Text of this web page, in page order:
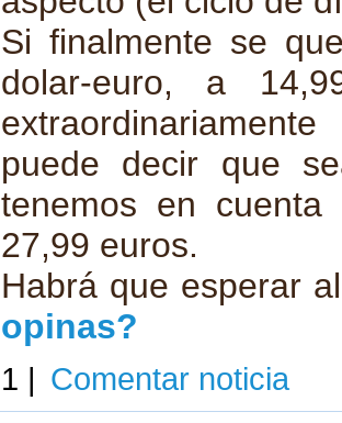
Si finalmente se
dolar-euro, a
puede decir que
tenemos en
27,99 euros.
Habrá que esperar
opinas?
1 | Comentar noticia